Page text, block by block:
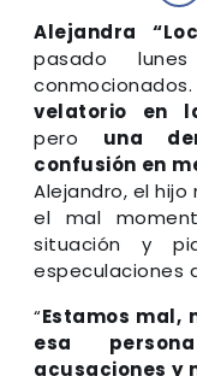
Alejandra
pasado
velatorio en
pero una
confusión en
Alejandro, el
el mal
situación y
especulaciones
“Estamos mal,
esa
acusaciones y